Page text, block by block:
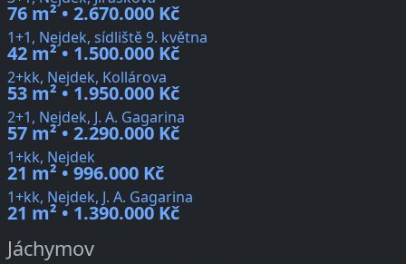
76 m² • 2.670.000 Kč
1+1, Nejdek, sídliště 9. května
42 m² • 1.500.000 Kč
2+kk, Nejdek, Kollárova
53 m² • 1.950.000 Kč
2+1, Nejdek, J. A. Gagarina
57 m² • 2.290.000 Kč
1+kk, Nejdek
21 m² • 996.000 Kč
1+kk, Nejdek, J. A. Gagarina
21 m² • 1.390.000 Kč
Jáchymov